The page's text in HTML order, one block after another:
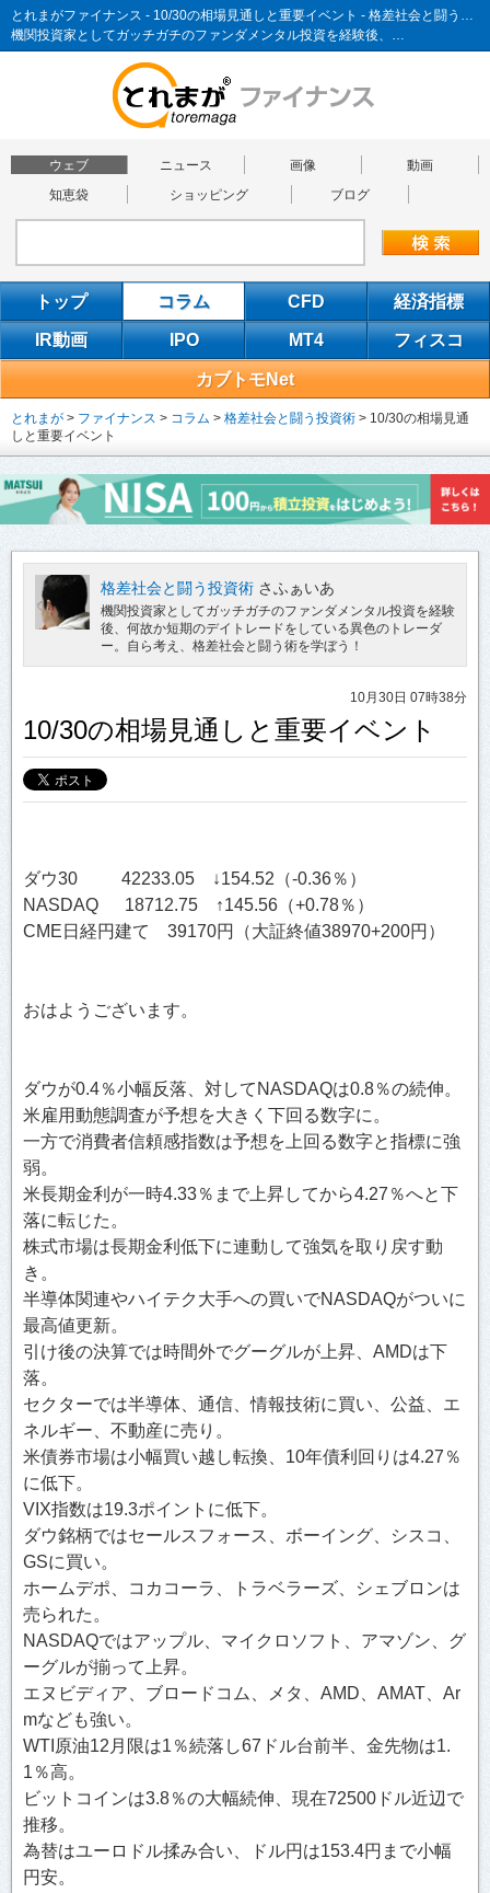
とれまがファイナンス - 10/30の相場見通しと重要イベント - 格差社会と闘う投資術
機関投資家としてガッチガチのファンダメンタル投資を経験後、…
ウェブ ニュース 画像
動画
知恵袋
ショッピング ブログ
トップ コラム CFD 経済指標
IR動画 IPO MT4 フィスコ
カブトモNet
とれまが > ファイナンス > コラム > 格差社会と闘う投資術 > 10/30の相場見通
しと重要イベント
格差社会と闘う投資術 さふぁいあ
機関投資家としてガッチガチのファンダメンタル投資を経験
後、何故か短期のデイトレードをしている異色のトレーダ
ー。自ら考え、格差社会と闘う術を学ぼう！
10月30日 07時38分
10/30の相場見通しと重要イベント
ダウ30 42233.05 ↓154.52（-0.36％）
NASDAQ 18712.75 ↑145.56（+0.78％）
CME日経円建て 39170円（大証終値38970+200円）
おはようございます。
ダウが0.4％小幅反落、対してNASDAQは0.8％の続伸。
米雇用動態調査が予想を大きく下回る数字に。
一方で消費者信頼感指数は予想を上回る数字と指標に強
弱。
米長期金利が一時4.33％まで上昇してから4.27％へと下
落に転じた。
株式市場は長期金利低下に連動して強気を取り戻す動
き。
半導体関連やハイテク大手への買いでNASDAQがついに
最高値更新。
引け後の決算では時間外でグーグルが上昇、AMDは下
落。
セクターでは半導体、通信、情報技術に買い、公益、エ
ネルギー、不動産に売り。
米債券市場は小幅買い越し転換、10年債利回りは4.27％
に低下。
VIX指数は19.3ポイントに低下。
ダウ銘柄ではセールスフォース、ボーイング、シスコ、
GSに買い。
ホームデポ、コカコーラ、トラベラーズ、シェブロンは
売られた。
NASDAQではアップル、マイクロソフト、アマゾン、グ
ーグルが揃って上昇。
エヌビディア、ブロードコム、メタ、AMD、AMAT、Ar
mなども強い。
WTI原油12月限は1％続落し67ドル台前半、金先物は1.
1％高。
ビットコインは3.8％の大幅続伸、現在72500ドル近辺で
推移。
為替はユーロドル揉み合い、ドル円は153.4円まで小幅
円安。